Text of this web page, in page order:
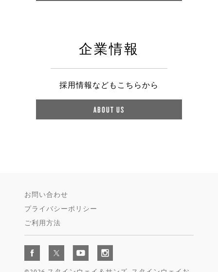
企業情報
採用情報などもこちらから
ABOUT US
お問い合わせ
プライバシーポリシー
ご利用方法